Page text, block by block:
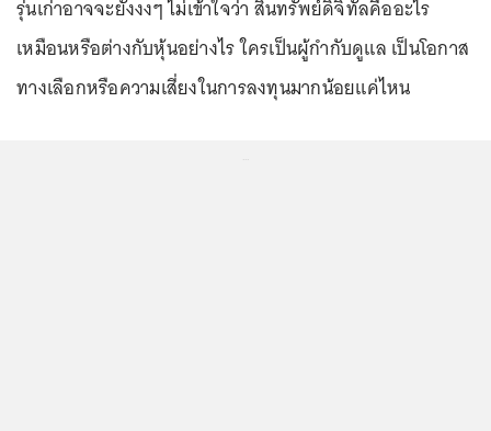
รุ่นเก่าอาจจะยังงงๆ ไม่เข้าใจว่า สินทรัพย์ดิจิทัลคืออะไร
เหมือนหรือต่างกับหุ้นอย่างไร ใครเป็นผู้กำกับดูแล เป็นโอกาส
ทางเลือกหรือความเสี่ยงในการลงทุนมากน้อยแค่ไหน